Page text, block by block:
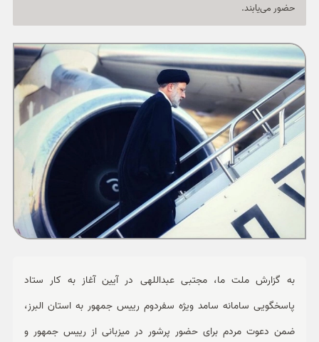
جامعه و فرهنگ
دانش و فناوری
ورزشی
سبک زندگی
چند رسانه ای
حضور می‌یابند.
به گزارش ملت ما، مجتبی عبداللهی در آیین آغاز به کار ستاد
پاسخگویی سامانه سامد ویژه سفردوم رییس جمهور به استان البرز،
ضمن دعوت مردم برای حضور پرشور در میزبانی از رییس جمهور و